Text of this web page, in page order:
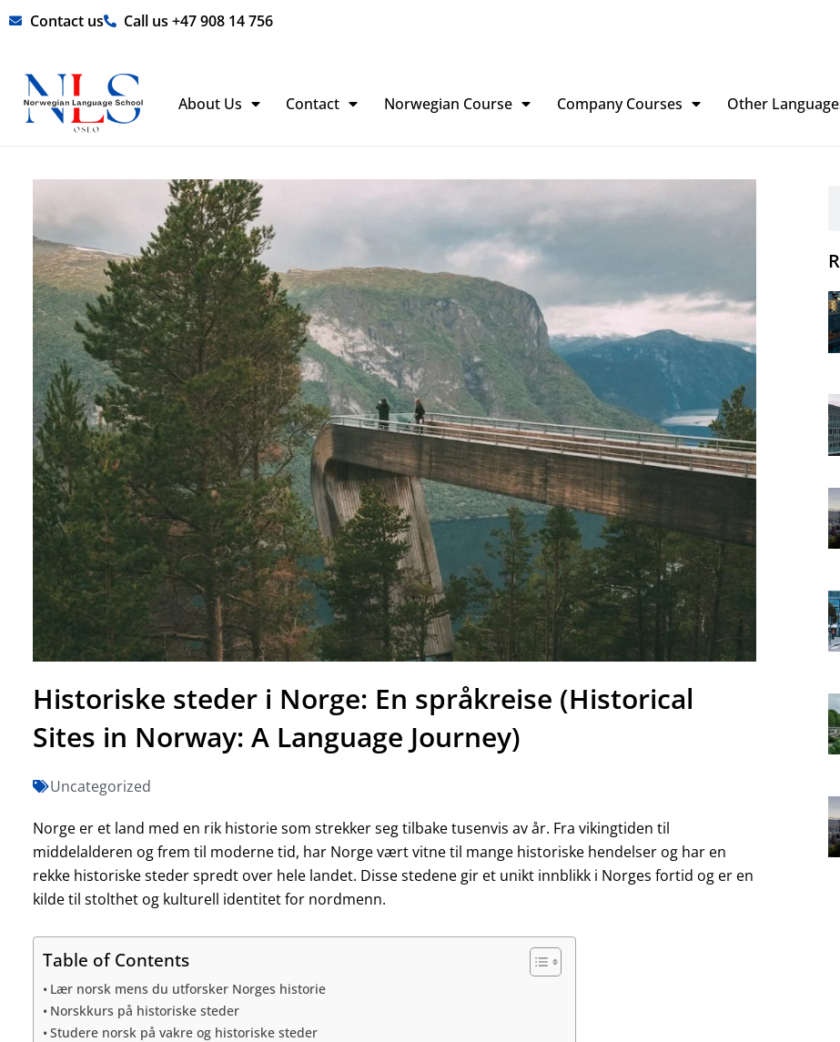
Skip Contact us Call us +47 908 14 756
About Us Contact Norwegian Course Company Courses Other
Historiske steder i Norge: En språkreise (Historical
Sites in Norway: A Language Journey)
Uncategorized
Norge er et land med en rik historie som strekker seg tilbake tusenvis av år. Fra vikingtiden til
middelalderen og frem til moderne tid, har Norge vært vitne til mange historiske hendelser og har en
rekke historiske steder spredt over hele landet. Disse stedene gir et unikt innblikk i Norges fortid og er en
kilde til stolthet og kulturell identitet for nordmenn.
Table of Contents
Lær norsk mens du utforsker Norges historie
Norskkurs på historiske steder
Studere norsk på vakre og historiske steder